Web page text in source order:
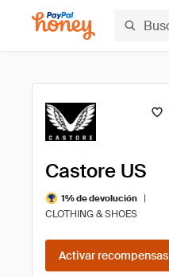
Castore US
1% de devolución
|
CLOTHING & SHOES
Activar recompensas